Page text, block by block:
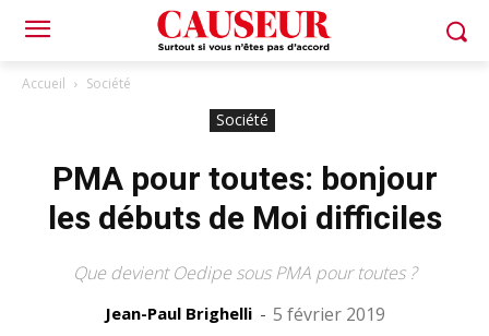
Accueil Société
Société
PMA pour toutes: bonjour
les débuts de Moi difficiles
Que devient Oedipe sous PMA pour toutes ?
Jean-Paul Brighelli - 5 février 2019